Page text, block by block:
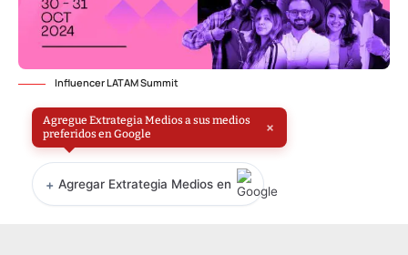
Influencer LATAM Summit
Agregue Extrategia Medios a sus medios
preferidos en Google
×
+ Agregar Extrategia Medios en